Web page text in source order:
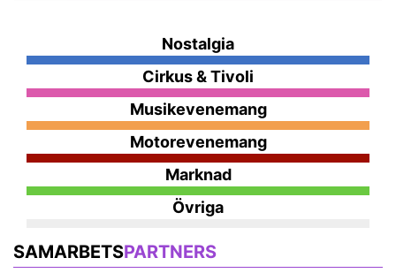
Nostalgia
Cirkus & Tivoli
Musikevenemang
Motorevenemang
Marknad
Övriga
SAMARBETSPARTNERS